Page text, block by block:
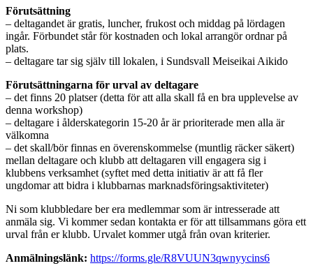
Förutsättning
– deltagandet är gratis, luncher, frukost och middag på lördagen
ingår. Förbundet står för kostnaden och lokal arrangör ordnar på
plats.
– deltagare tar sig själv till lokalen, i Sundsvall Meiseikai Aikido
Förutsättningarna för urval av deltagare
– det finns 20 platser (detta för att alla skall få en bra upplevelse av
denna workshop)
– deltagare i ålderskategorin 15-20 år är prioriterade men alla är
välkomna
– det skall/bör finnas en överenskommelse (muntlig räcker säkert)
mellan deltagare och klubb att deltagaren vill engagera sig i
klubbens verksamhet (syftet med detta initiativ är att få fler
ungdomar att bidra i klubbarnas marknadsföringsaktiviteter)
Ni som klubbledare ber era medlemmar som är intresserade att
anmäla sig. Vi kommer sedan kontakta er för att tillsammans göra ett
urval från er klubb. Urvalet kommer utgå från ovan kriterier.
Anmälningslänk: https://forms.gle/R8VUUN3qwnyycins6